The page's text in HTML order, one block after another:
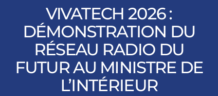
VIVATECH 2026 :
DÉMONSTRATION DU
RÉSEAU RADIO DU
FUTUR AU MINISTRE DE
L’INTÉRIEUR